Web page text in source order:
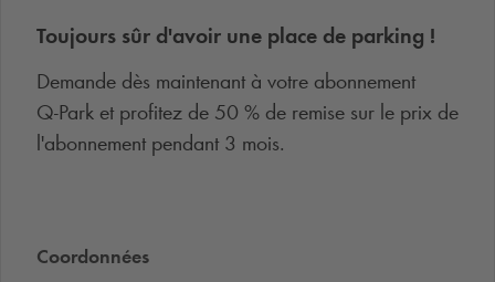
Toujours sûr d'avoir une place de parking !
Demande dès maintenant à votre abonnement
Q-Park et profitez de 50 % de remise sur le prix de
l'abonnement pendant 3 mois.
Coordonnées